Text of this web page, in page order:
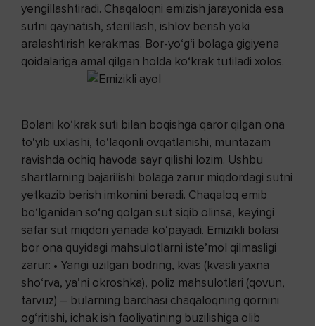
yengillashtiradi. Chaqaloqni emizish jarayonida esa
sutni qaynatish, sterillash, ishlov berish yoki
aralashtirish kerakmas. Bor-yo‘g‘i bolaga gigiyena
qoidalariga amal qilgan holda ko‘krak tutiladi xolos.
Bolani ko‘krak suti bilan boqishga qaror qilgan ona
to‘yib uxlashi, to‘laqonli ovqatlanishi, muntazam
ravishda ochiq havoda sayr qilishi lozim. Ushbu
shartlarning bajarilishi bolaga zarur miqdordagi sutni
yetkazib berish imkonini beradi. Chaqaloq emib
bo‘lganidan so‘ng qolgan sut siqib olinsa, keyingi
safar sut miqdori yanada ko‘payadi. Emizikli bolasi
bor ona quyidagi mahsulotlarni iste’mol qilmasligi
zarur: • Yangi uzilgan bodring, kvas (kvasli yaxna
sho‘rva, ya’ni okroshka), poliz mahsulotlari (qovun,
tarvuz) – bularning barchasi chaqaloqning qornini
og‘ritishi, ichak ish faoliyatining buzilishiga olib